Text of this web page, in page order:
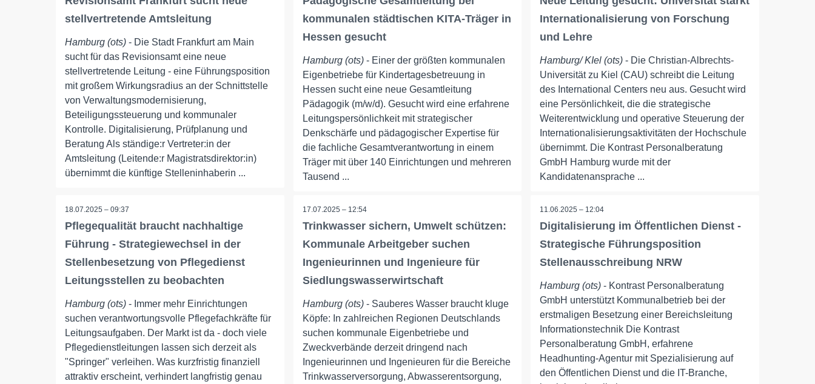
stellvertretende Amtsleitung
Hamburg (ots) - Die Stadt Frankfurt am Main
sucht für das Revisionsamt eine neue
stellvertretende Leitung - eine Führungsposition
mit großem Wirkungsradius an der Schnittstelle
von Verwaltungsmodernisierung,
Beteiligungssteuerung und kommunaler
Kontrolle. Digitalisierung, Prüfplanung und
Beratung Als ständige:r Vertreter:in der
Amtsleitung (Leitende:r Magistratsdirektor:in)
übernimmt die künftige Stelleninhaberin ...
kommunalen städtischen KITA-Träger in
Hessen gesucht
Hamburg (ots)- Einer der größten kommunalen
Eigenbetriebe für Kindertagesbetreuung in
Hessen sucht eine neue Gesamtleitung
Pädagogik (m/w/d). Gesucht wird eine erfahrene
Leitungspersönlichkeit mit strategischer
Denkschärfe und pädagogischer Expertise für
die fachliche Gesamtverantwortung in einem
Träger mit über 140 Einrichtungen und mehreren
Tausend ...
Internationalisierung von Forschung
und Lehre
Hamburg/ KIel (ots) - Die Christian-Albrechts-
Universität zu Kiel (CAU) schreibt die Leitung
des International Centers neu aus. Gesucht wird
eine Persönlichkeit, die die strategische
Weiterentwicklung und operative Steuerung der
Internationalisierungsaktivitäten der Hochschule
übernimmt. Die Kontrast Personalberatung
GmbH Hamburg wurde mit der
Kandidatenansprache ...
18.07.2025 – 09:37
Pflegequalität braucht nachhaltige
Führung - Strategiewechsel in der
Stellenbesetzung von Pflegedienst
Leitungsstellen zu beobachten
Hamburg (ots) - Immer mehr Einrichtungen
suchen verantwortungsvolle Pflegefachkräfte für
Leitungsaufgaben. Der Markt ist da - doch viele
Pflegedienstleitungen lassen sich derzeit als
"Springer" verleihen. Was kurzfristig finanziell
attraktiv erscheint, verhindert langfristig genau
17.07.2025 – 12:54
Trinkwasser sichern, Umwelt schützen:
Kommunale Arbeitgeber suchen
Ingenieurinnen und Ingenieure für
Siedlungswasserwirtschaft
Hamburg (ots)- Sauberes Wasser braucht kluge
Köpfe: In zahlreichen Regionen Deutschlands
suchen kommunale Eigenbetriebe und
Zweckverbände derzeit dringend nach
Ingenieurinnen und Ingenieuren für die Bereiche
Trinkwasserversorgung, Abwasserentsorgung,
11.06.2025 – 12:04
Digitalisierung im Öffentlichen Dienst -
Strategische Führungsposition
Stellenausschreibung NRW
Hamburg (ots) - Kontrast Personalberatung
GmbH unterstützt Kommunalbetrieb bei der
erstmaligen Besetzung einer Bereichsleitung
Informationstechnik Die Kontrast
Personalberatung GmbH, erfahrene
Headhunting-Agentur mit Spezialisierung auf
den Öffentlichen Dienst und die IT-Branche,